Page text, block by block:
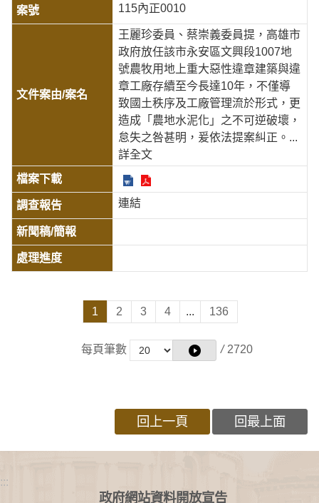
115內正0010
王麗珍委員、蔡崇義委員提，高雄市
政府放任該市永安區文興段1007地
號農牧用地上重大惡性違章建築與違
章工廠存續至今長達10年，不僅導
致國土秩序及工廠管理流於形式，更
造成「農地水泥化」之不可逆破壞，
怠失之咎甚明，爰依法提案糾正。 ...
詳全文
連結
1 2 3 4 ... 136
每頁筆數 / 2720
回上一頁 回最上面
:::
政府網站資料開放宣告